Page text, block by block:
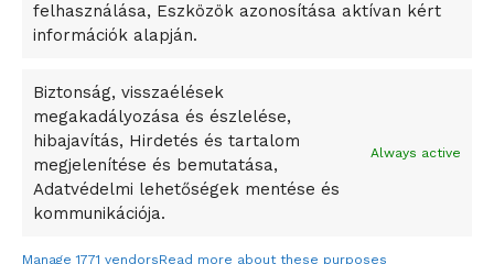
felhasználása, Eszközök azonosítása aktívan kért
információk alapján.
Biztonság, visszaélések
megakadályozása és észlelése,
hibajavítás, Hirdetés és tartalom
megjelenítése és bemutatása,
Adatvédelmi lehetőségek mentése és
kommunikációja.
Always active
Manage 1771 vendorsRead more about these purposes
A Vajdasági Magyar Szövetség államtitkárait kinevezték
Dzsingisz kán hódító hadjárata okozta
Kuramagomedov ötödik, Muszukajev elődöntős – Birkózó
világkupa